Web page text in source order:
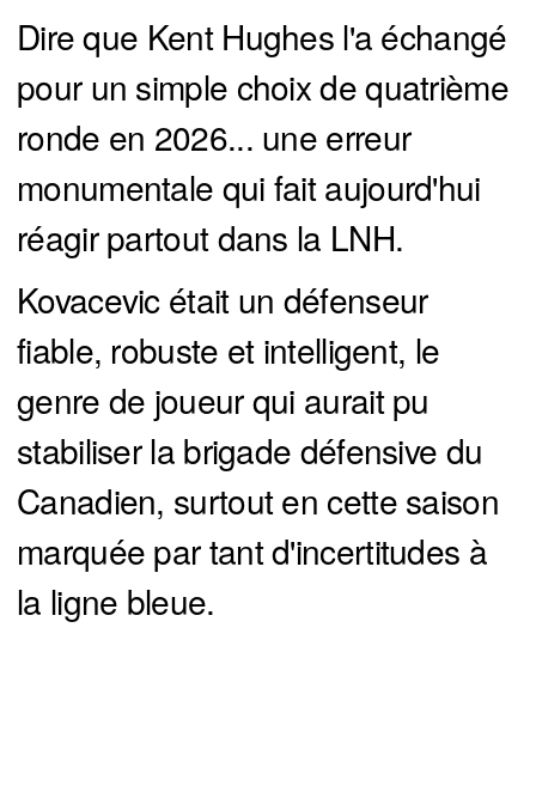
Dire que Kent Hughes l'a échangé
pour un simple choix de quatrième
ronde en 2026... une erreur
monumentale qui fait aujourd'hui
réagir partout dans la LNH.
Kovacevic était un défenseur
fiable, robuste et intelligent, le
genre de joueur qui aurait pu
stabiliser la brigade défensive du
Canadien, surtout en cette saison
marquée par tant d'incertitudes à
la ligne bleue.